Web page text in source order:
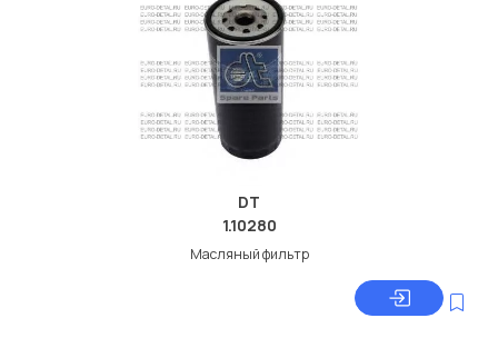
DT
1.10280
Масляный фильтр